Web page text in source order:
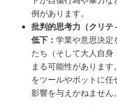
例があります。
批判的思考力（クリ
低下： 学業や意思決定
たち（そして大人自
まる可能性がありま
をツールやボットに
影響を与えかねません。